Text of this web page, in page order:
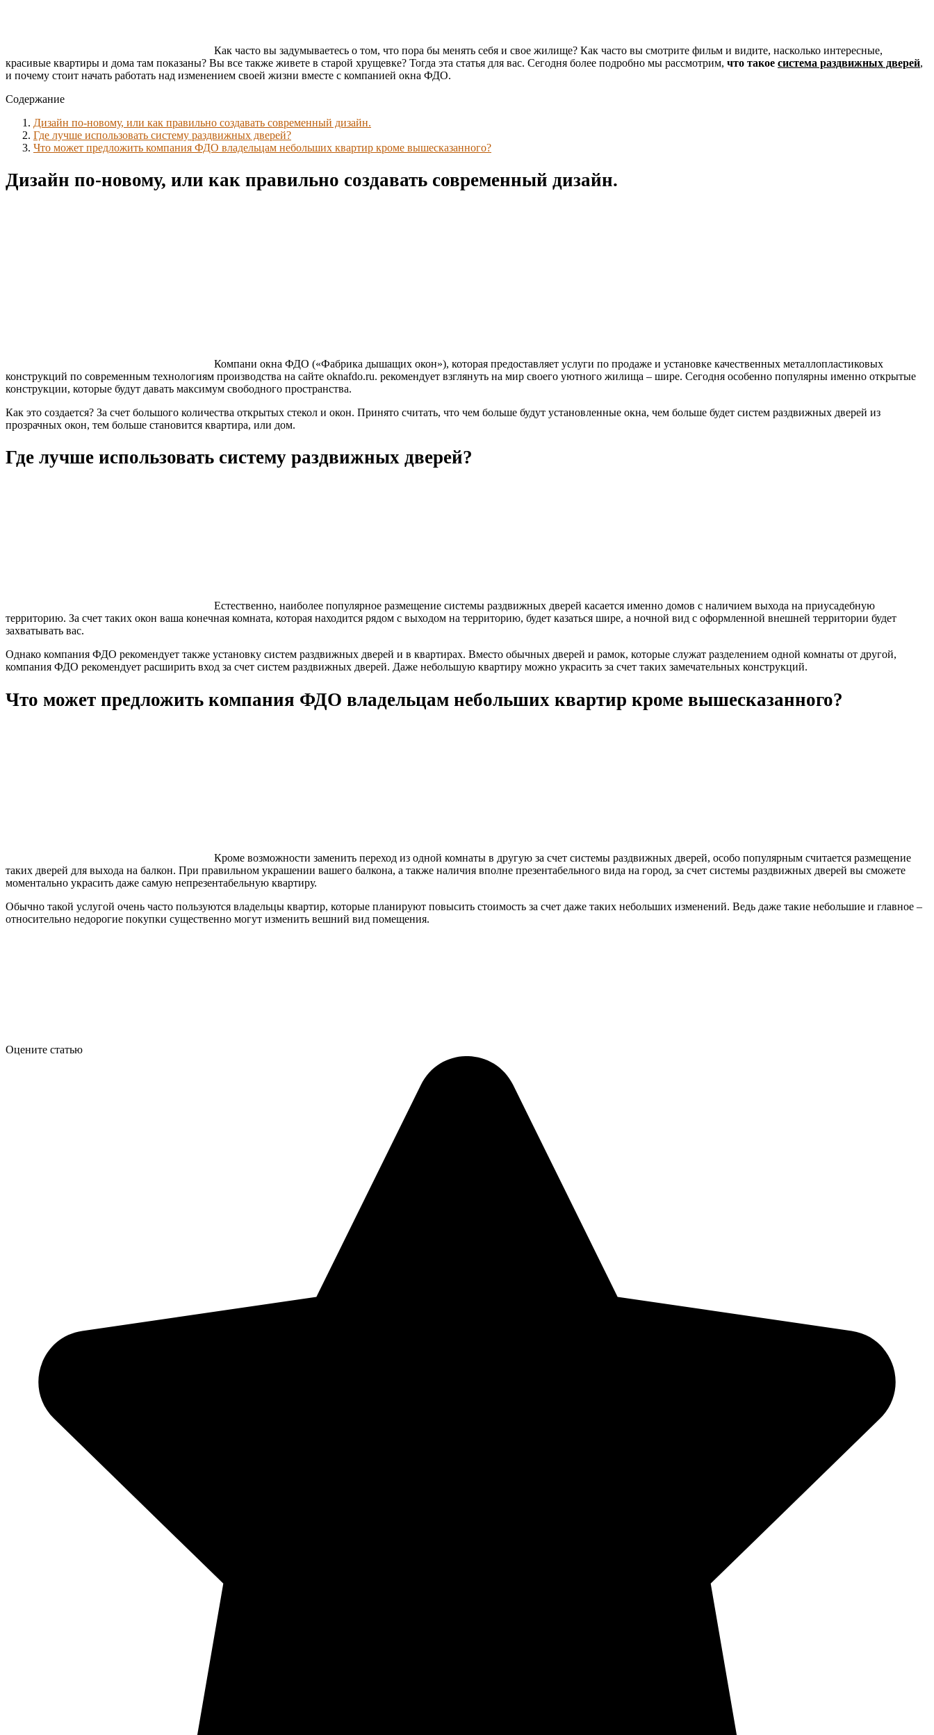
Как часто вы задумываетесь о том, что пора бы менять себя и свое жилище? Как часто вы смотрите фильм и видите, насколько интересные,
красивые квартиры и дома там показаны? Вы все также живете в старой хрущевке? Тогда эта статья для вас. Сегодня более подробно мы рассмотрим, что такое система раздвижных дверей,
и почему стоит начать работать над изменением своей жизни вместе с компанией окна ФДО.
Содержание
Дизайн по-новому, или как правильно создавать современный дизайн.
Где лучше использовать систему раздвижных дверей?
Что может предложить компания ФДО владельцам небольших квартир кроме вышесказанного?
Дизайн по-новому, или как правильно создавать современный дизайн.
Компани окна ФДО («Фабрика дышащих окон»), которая предоставляет услуги по продаже и установке качественных металлопластиковых
конструкций по современным технологиям производства на сайте oknafdo.ru. рекомендует взглянуть на мир своего уютного жилища – шире. Сегодня особенно популярны именно открытые
конструкции, которые будут давать максимум свободного пространства.
Как это создается? За счет большого количества открытых стекол и окон. Принято считать, что чем больше будут установленные окна, чем больше будет систем раздвижных дверей из
прозрачных окон, тем больше становится квартира, или дом.
Где лучше использовать систему раздвижных дверей?
Естественно, наиболее популярное размещение системы раздвижных дверей касается именно домов с наличием выхода на приусадебную
территорию. За счет таких окон ваша конечная комната, которая находится рядом с выходом на территорию, будет казаться шире, а ночной вид с оформленной внешней территории будет
захватывать вас.
Однако компания ФДО рекомендует также установку систем раздвижных дверей и в квартирах. Вместо обычных дверей и рамок, которые служат разделением одной комнаты от другой,
компания ФДО рекомендует расширить вход за счет систем раздвижных дверей. Даже небольшую квартиру можно украсить за счет таких замечательных конструкций.
Что может предложить компания ФДО владельцам небольших квартир кроме вышесказанного?
Кроме возможности заменить переход из одной комнаты в другую за счет системы раздвижных дверей, особо популярным считается размещение
таких дверей для выхода на балкон. При правильном украшении вашего балкона, а также наличия вполне презентабельного вида на город, за счет системы раздвижных дверей вы сможете
моментально украсить даже самую непрезентабельную квартиру.
Обычно такой услугой очень часто пользуются владельцы квартир, которые планируют повысить стоимость за счет даже таких небольших изменений. Ведь даже такие небольшие и главное –
относительно недорогие покупки существенно могут изменить вешний вид помещения.
Оцените статью